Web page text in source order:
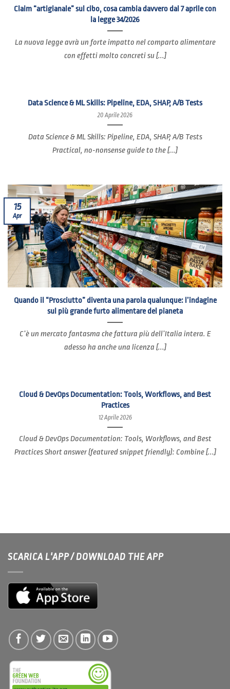
Claim “artigianale” sul cibo, cosa cambia davvero dal 7 aprile con
la legge 34/2026
La nuova legge avrà un forte impatto nel comparto alimentare
con effetti molto concreti su [...]
Data Science & ML Skills: Pipeline, EDA, SHAP, A/B Tests
20 Aprile 2026
Data Science & ML Skills: Pipeline, EDA, SHAP, A/B Tests
Practical, no-nonsense guide to the [...]
Quando il “Prosciutto” diventa una parola qualunque: l’indagine
sul più grande furto alimentare del pianeta
C’è un mercato fantasma che fattura più dell’Italia intera. E
adesso ha anche una licenza [...]
15
Apr
Cloud & DevOps Documentation: Tools, Workflows, and Best
Practices
12 Aprile 2026
Cloud & DevOps Documentation: Tools, Workflows, and Best
Practices Short answer (featured snippet friendly): Combine [...]
SCARICA L'APP / DOWNLOAD THE APP